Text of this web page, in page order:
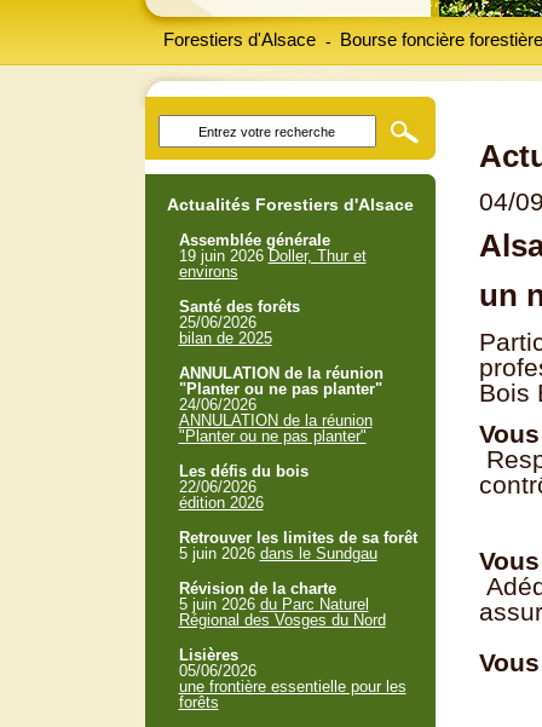
Forestiers d'Alsace Bourse foncière forestière
-
04/
un
Bois
Actualités Forestiers d'Alsace
Assemblée générale
19 juin 2026 Doller, Thur et
environs
Santé des forêts
25/06/2026
bilan de 2025
ANNULATION de la réunion
"Planter ou ne pas planter"
24/06/2026
ANNULATION de la réunion
"Planter ou ne pas planter"
Les défis du bois
22/06/2026
édition 2026
Retrouver les limites de sa forêt
5 juin 2026 dans le Sundgau
Révision de la charte
5 juin 2026 du Parc Naturel
Régional des Vosges du Nord
Lisières
05/06/2026
une frontière essentielle pour les
forêts